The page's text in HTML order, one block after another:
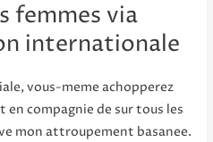
femmes via
internationale
vous-meme achopperez
compagnie de sur tous les
mon attroupement basanee.